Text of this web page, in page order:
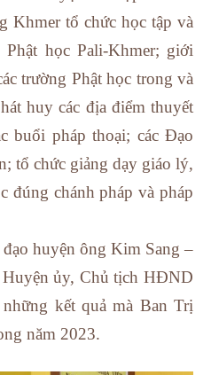
Khmer tổ chức học tập và
học Pali-Khmer; giới
trường Phật học trong và
huy các địa điểm thuyết
buổi pháp thoại; các Đạo
tổ chức giảng dạy giáo lý,
đúng chánh pháp và pháp
huyện ông Kim Sang –
ủy, Chủ tịch HĐND
kết quả mà Ban Trị
năm 2023.